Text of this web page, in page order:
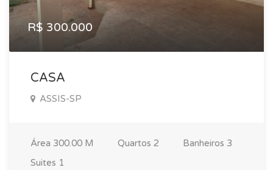
R$ 300.000
CASA
ASSIS-SP
Área 300.00 M Quartos 2 Banheiros 3
Suites 1